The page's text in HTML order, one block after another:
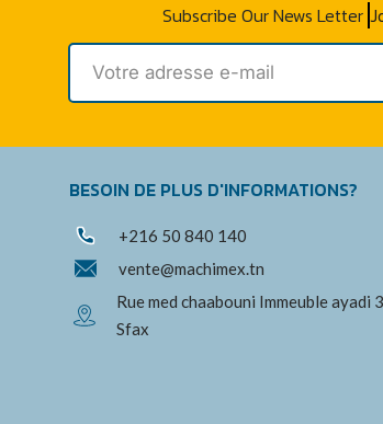
Subscribe Our News Letter
BESOIN DE PLUS D'INFORMATIONS?
+216 50 840 140
vente@machimex.tn
Rue med chaabouni Immeuble ayadi
Sfax